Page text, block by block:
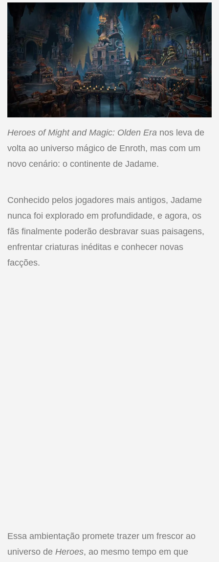
Heroes of Might and Magic: Olden Era nos leva de
volta ao universo mágico de Enroth, mas com um
novo cenário: o continente de Jadame.
Conhecido pelos jogadores mais antigos, Jadame
nunca foi explorado em profundidade, e agora, os
fãs finalmente poderão desbravar suas paisagens,
enfrentar criaturas inéditas e conhecer novas
facções.
Essa ambientação promete trazer um frescor ao
universo de Heroes, ao mesmo tempo em que